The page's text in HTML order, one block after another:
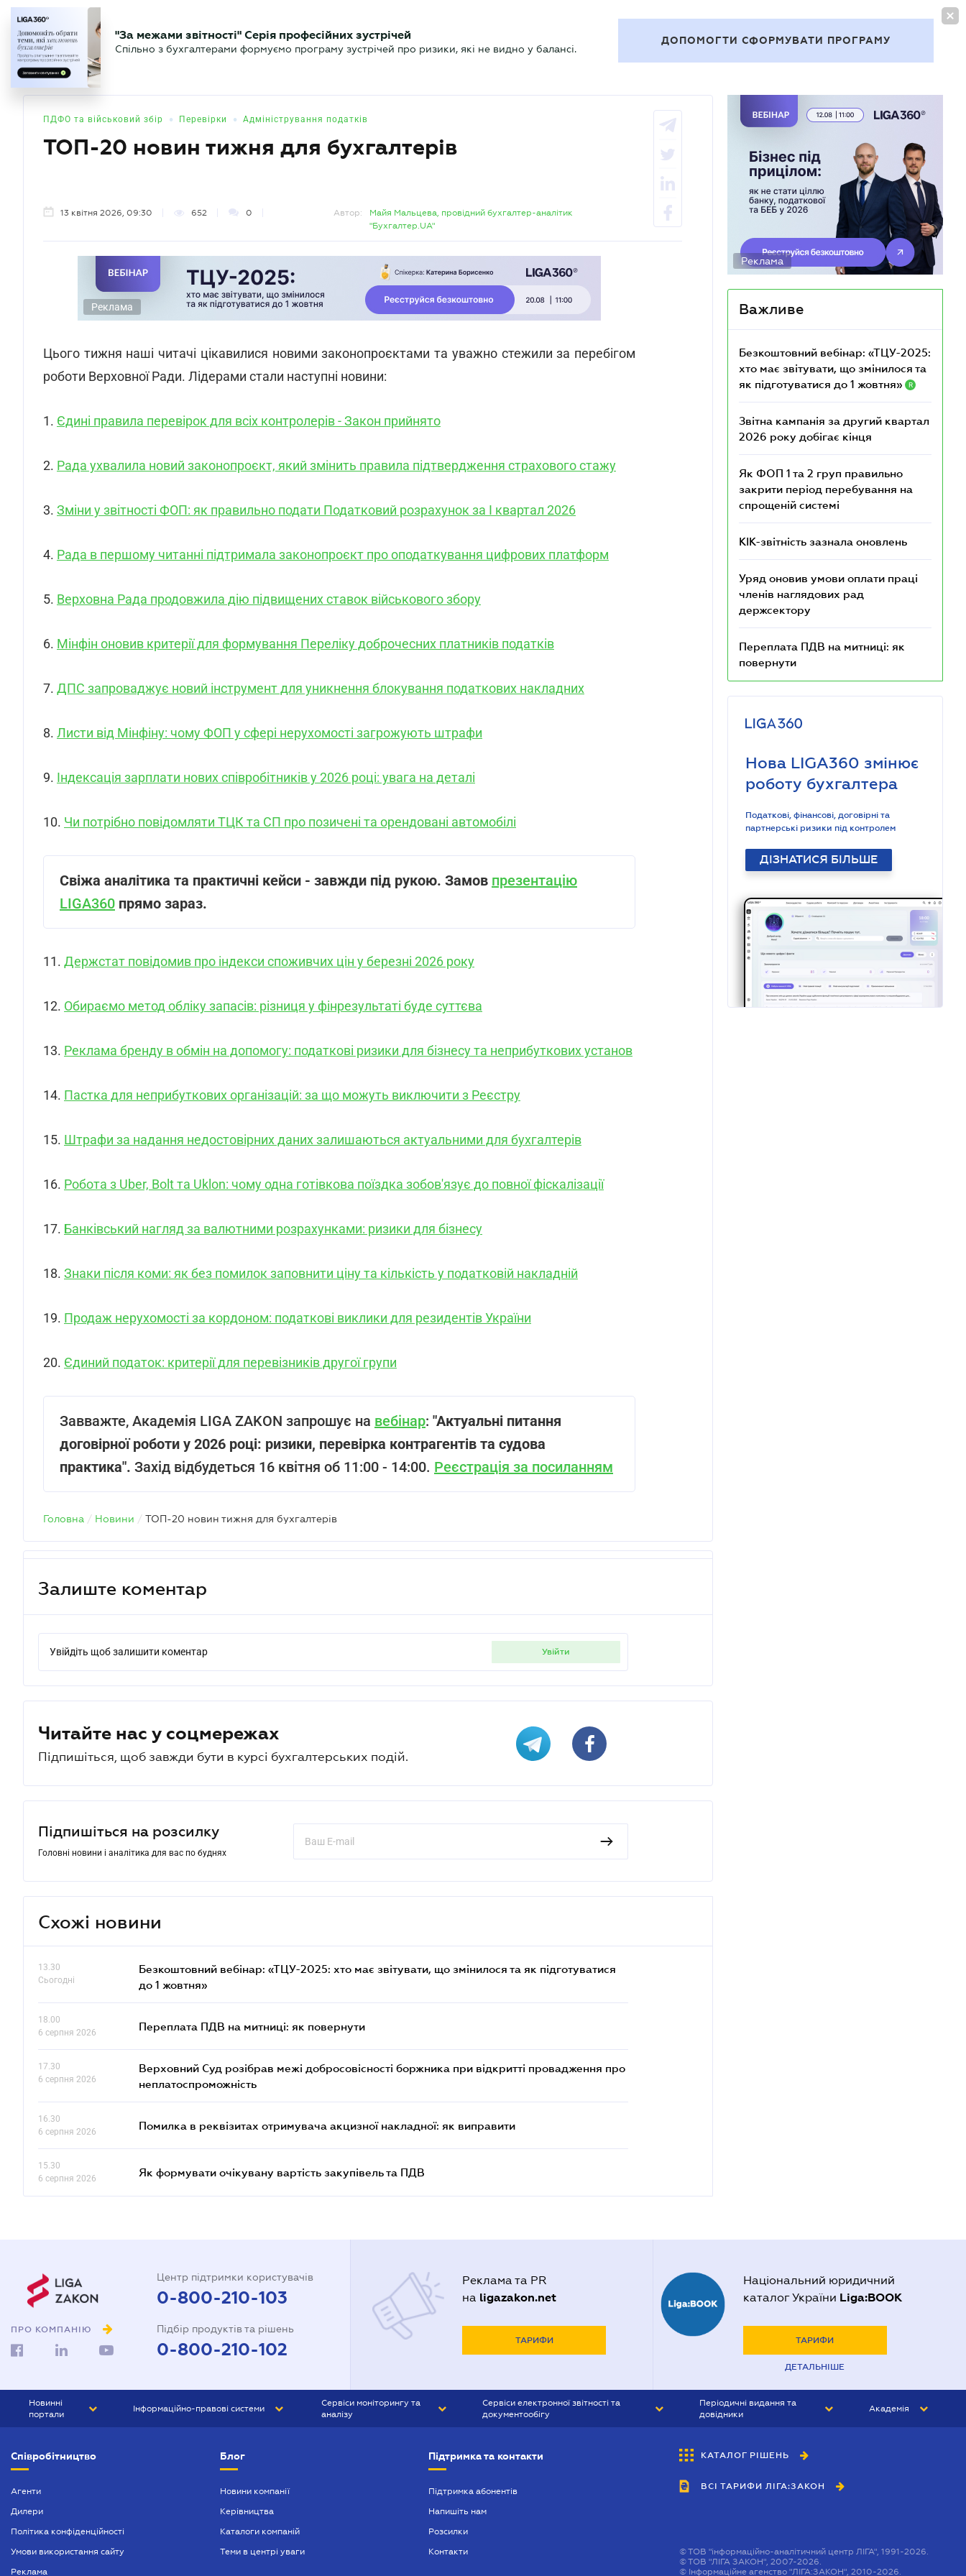
БУХГАЛТЕР Новини Аналітика Календар Актуально
"За межами звітності" Серія професійних зустрічей
Спільно з бухгалтерами формуємо програму зустрічей про ризики, які не видно у балансі.
ДОПОМОГТИ СФОРМУВАТИ ПРОГРАМУ
ПДФО та військовий збір • Перевірки • Адміністрування податків
ТОП-20 новин тижня для бухгалтерів
13 квітня 2026, 09:30 652 0 Автор:
Майя Мальцева, провідний бухгалтер-аналітик
"Бухгалтер.UA"
Реклама
Цього тижня наші читачі цікавилися новими законопроєктами та уважно стежили за перебігом
роботи Верховної Ради. Лідерами стали наступні новини:
1. Єдині правила перевірок для всіх контролерів - Закон прийнято
2. Рада ухвалила новий законопроєкт, який змінить правила підтвердження страхового стажу
3. Зміни у звітності ФОП: як правильно подати Податковий розрахунок за І квартал 2026
4. Рада в першому читанні підтримала законопроєкт про оподаткування цифрових платформ
5. Верховна Рада продовжила дію підвищених ставок військового збору
6. Мінфін оновив критерії для формування Переліку доброчесних платників податків
7. ДПС запроваджує новий інструмент для уникнення блокування податкових накладних
8. Листи від Мінфіну: чому ФОП у сфері нерухомості загрожують штрафи
9. Індексація зарплати нових співробітників у 2026 році: увага на деталі
10. Чи потрібно повідомляти ТЦК та СП про позичені та орендовані автомобілі
Свіжа аналітика та практичні кейси - завжди під рукою. Замов презентацію
LIGA360 прямо зараз.
11. Держстат повідомив про індекси споживчих цін у березні 2026 року
12. Обираємо метод обліку запасів: різниця у фінрезультаті буде суттєва
13. Реклама бренду в обмін на допомогу: податкові ризики для бізнесу та неприбуткових установ
14. Пастка для неприбуткових організацій: за що можуть виключити з Реєстру
15. Штрафи за надання недостовірних даних залишаються актуальними для бухгалтерів
16. Робота з Uber, Bolt та Uklon: чому одна готівкова поїздка зобов'язує до повної фіскалізації
17. Банківський нагляд за валютними розрахунками: ризики для бізнесу
18. Знаки після коми: як без помилок заповнити ціну та кількість у податковій накладній
19. Продаж нерухомості за кордоном: податкові виклики для резидентів України
20. Єдиний податок: критерії для перевізників другої групи
Завважте, Академія LIGA ZAKON запрошує на вебінар: "Актуальні питання
договірної роботи у 2026 році: ризики, перевірка контрагентів та судова
практика". Захід відбудеться 16 квітня об 11:00 - 14:00. Реєстрація за посиланням
Головна / Новини / ТОП-20 новин тижня для бухгалтерів
Залиште коментар
Увійдіть щоб залишити коментар увійти
Читайте нас у соцмережах
Підпишіться, щоб завжди бути в курсі бухгалтерських подій.
Підпишіться на розсилку
Головні новини і аналітика для вас по буднях
Схожі новини
13.30
Сьогодні
Безкоштовний вебінар: «ТЦУ-2025: хто має звітувати, що змінилося та як підготуватися
до 1 жовтня»
18.00
6 серпня 2026
Переплата ПДВ на митниці: як повернути
17.30
6 серпня 2026
Верховний Суд розібрав межі добросовісності боржника при відкритті провадження про
неплатоспроможність
16.30
6 серпня 2026
Помилка в реквізитах отримувача акцизної накладної: як виправити
15.30
6 серпня 2026
Як формувати очікувану вартість закупівель та ПДВ
Реклама
Важливе
Безкоштовний вебінар: «ТЦУ-2025:
хто має звітувати, що змінилося та
як підготуватися до 1 жовтня»
R
Звітна кампанія за другий квартал
2026 року добігає кінця
Як ФОП 1 та 2 груп правильно
закрити період перебування на
спрощеній системі
КІК-звітність зазнала оновлень
Уряд оновив умови оплати праці
членів наглядових рад
держсектору
Переплата ПДВ на митниці: як
повернути
Нова LIGA360 змінює
роботу бухгалтера
Податкові, фінансові, договірні та
партнерські ризики під контролем
ДІЗНАТИСЯ БІЛЬШЕ
ПРО КОМПАНІЮ
Центр підтримки користувачів
0-800-210-103
Підбір продуктів та рішень
0-800-210-102
Реклама та PR
на ligazakon.net
ТАРИФИ
Національний юридичний
каталог України Liga:BOOK
ТАРИФИ
ДЕТАЛЬНІШЕ
Новинні
портали
БІЗНЕС
Інформаційно-правові системи
БУХГАЛТЕР ПРОФ
Сервіси моніторингу та
аналізу
Сервіси електронної звітності та
документообігу
Періодичні видання та
довідники
БУХГАЛТЕР&ЗАКОН
ВІСНИК МСФЗ
Академія
Співробітництво
Агенти
Дилери
Політика конфіденційності
Умови використання сайту
Реклама
Блог
Новини компанії
Керівництва
Каталоги компаній
Теми в центрі уваги
Підтримка та контакти
Підтримка абонентів
Напишіть нам
Розсилки
Контакти
КАТАЛОГ РІШЕНЬ
ВСІ ТАРИФИ ЛІГА:ЗАКОН
©ТОВ "інформаційно-аналітичний центр ЛІГА", 1991-2026.
©ТОВ "ЛІГА ЗАКОН", 2007-2026.
© Інформаційне агенство "ЛІГА:ЗАКОН", 2010-2026.